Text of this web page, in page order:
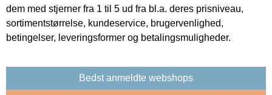
dem med stjerner fra 1 til 5 ud fra bl.a. deres prisniveau,
sortimentstørrelse, kundeservice, brugervenlighed,
betingelser, leveringsformer og betalingsmuligheder.
Bedst anmeldte webshops